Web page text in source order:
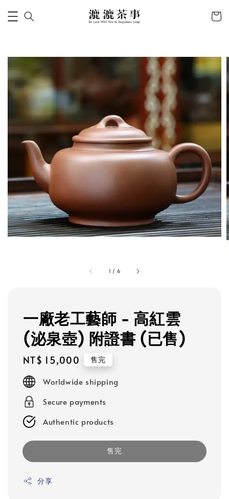
1 / 6
一廠老工藝師 - 高紅雲
(泌泉壺) 附證書 (已售)
Regular
price
NT$ 15,000 售完
Worldwide shipping
Secure payments
Authentic products
售完
分享